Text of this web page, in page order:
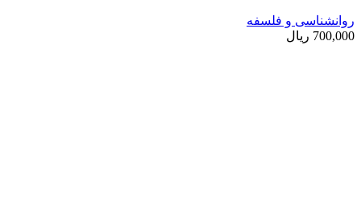
روانشناسی و فلسفه
700,000 ریال